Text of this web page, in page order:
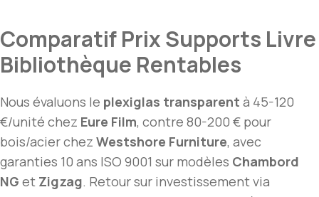
Comparatif Prix Supports Livre
Bibliothèque Rentables
Nous évaluons le plexiglas transparent à 45-120
€/unité chez Eure Film, contre 80-200 € pour
bois/acier chez Westshore Furniture, avec
garanties 10 ans ISO 9001 sur modèles Chambord
NG et Zigzag. Retour sur investissement via